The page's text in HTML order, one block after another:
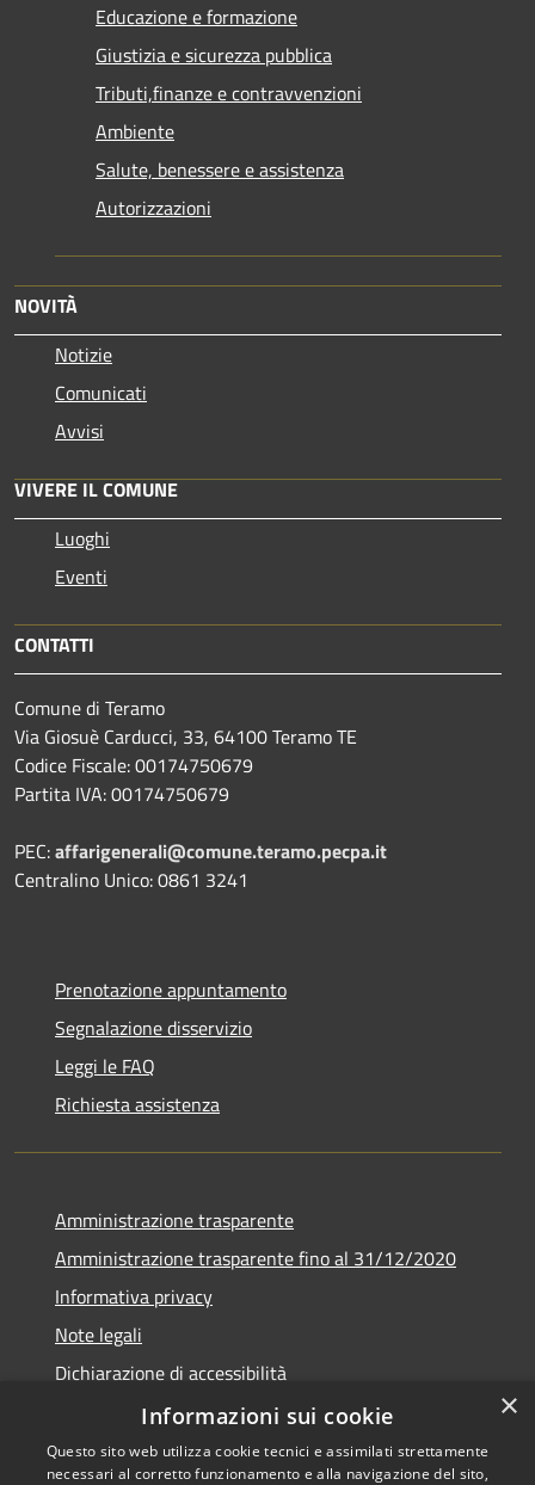
Educazione e formazione
Giustizia e sicurezza pubblica
Tributi,finanze e contravvenzioni
Ambiente
Salute, benessere e assistenza
Autorizzazioni
NOVITÀ
Notizie
Comunicati
Avvisi
VIVERE IL COMUNE
Luoghi
Eventi
CONTATTI
Comune di Teramo
Via Giosuè Carducci, 33, 64100 Teramo TE
Codice Fiscale: 00174750679
Partita IVA: 00174750679
PEC:affarigenerali@comune.teramo.pecpa.it
Centralino Unico: 0861 3241
Prenotazione appuntamento
Segnalazione disservizio
Leggi le FAQ
Richiesta assistenza
Amministrazione trasparente
Amministrazione trasparente fino al 31/12/2020
Informativa privacy
Note legali
Dichiarazione di accessibilità
×
Informazioni sui cookie
Questo sito web utilizza cookie tecnici e assimilati strettamente
necessari al corretto funzionamento e alla navigazione del sito,